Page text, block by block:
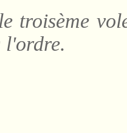
troisème
l'ordre.